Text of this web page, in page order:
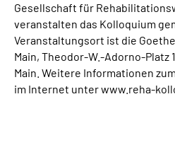
Gesellschaft für
veranstalten das Kolloquium
Veranstaltungsort ist die
Main, Theodor-W.-Adorno-Platz
Main. Weitere Informationen zum
im Internet unter www.reha-